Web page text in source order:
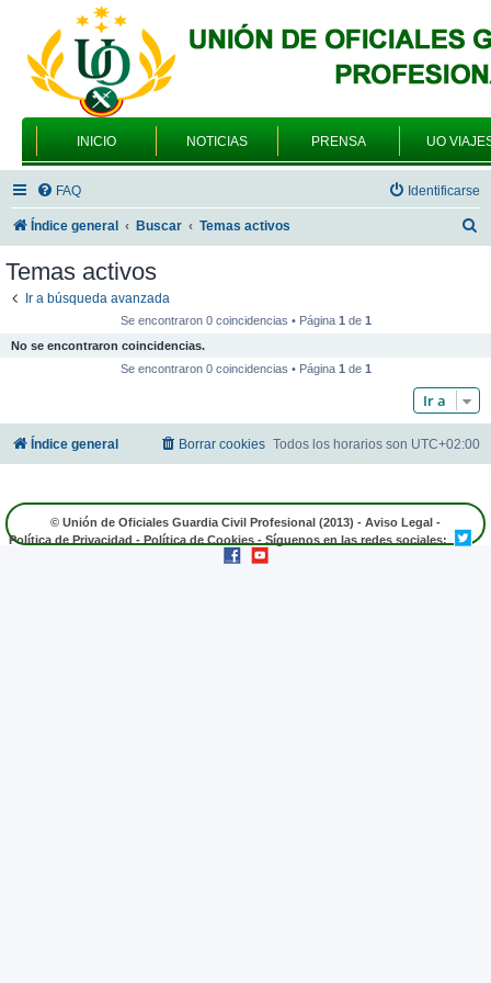
INICIO NOTICIAS PRENSA UO
FAQ Identificarse
Índice general Buscar Temas activos
Temas activos
Ir a búsqueda avanzada
Se encontraron 0 coincidencias • Página 1de 1
No se encontraron coincidencias.
Se encontraron 0 coincidencias • Página 1de 1
Ir a
Índice general Todos los horarios son UTC+02:00
Borrar cookies
© Unión de Oficiales Guardia Civil Profesional (2013) - Aviso Legal -
Política de Privacidad-Política de Cookies- Síguenos en las redes sociales: